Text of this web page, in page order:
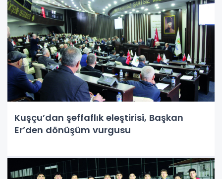
Kuşçu’dan şeffaflık eleştirisi, Başkan
Er’den dönüşüm vurgusu